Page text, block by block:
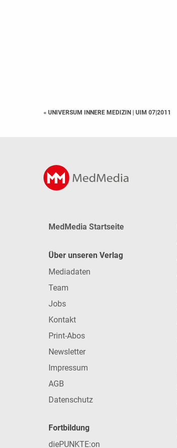
« UNIVERSUM INNERE MEDIZIN | UIM 07|2011
MedMedia Startseite
Über unseren Verlag
Mediadaten
Team
Jobs
Kontakt
Print-Abos
Newsletter
Impressum
AGB
Datenschutz
Fortbildung
diePUNKTE:on